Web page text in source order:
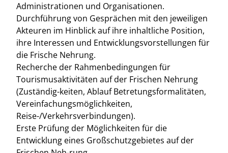
Administrationen und Organisationen.
Durchführung von Gesprächen mit den jeweiligen
Akteuren im Hinblick auf ihre inhaltliche Position,
ihre Interessen und Entwicklungsvorstellungen für
die Frische Nehrung.
Recherche der Rahmenbedingungen für
Tourismusaktivitäten auf der Frischen Nehrung
(Zuständig-keiten, Ablauf Betretungsformalitäten,
Vereinfachungsmöglichkeiten,
Reise-/Verkehrsverbindungen).
Erste Prüfung der Möglichkeiten für die
Entwicklung eines Großschutzgebietes auf der